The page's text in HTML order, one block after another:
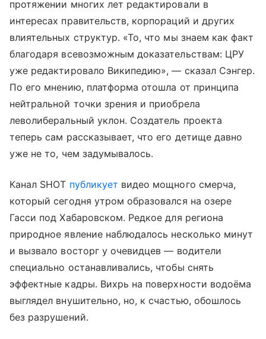
протяжении многих лет редактировали в
интересах правительств, корпораций и других
влиятельных структур. «То, что мы знаем как факт
благодаря всевозможным доказательствам: ЦРУ
уже редактировало Википедию», — сказал Сэнгер.
По его мнению, платформа отошла от принципа
нейтральной точки зрения и приобрела
леволиберальный уклон. Создатель проекта
теперь сам рассказывает, что его детище давно
уже не то, чем задумывалось.
Канал SHOT публикует видео мощного смерча,
который сегодня утром образовался на озере
Гасси под Хабаровском. Редкое для региона
природное явление наблюдалось несколько минут
и вызвало восторг у очевидцев — водители
специально останавливались, чтобы снять
эффектные кадры. Вихрь на поверхности водоёма
выглядел внушительно, но, к счастью, обошлось
без разрушений.